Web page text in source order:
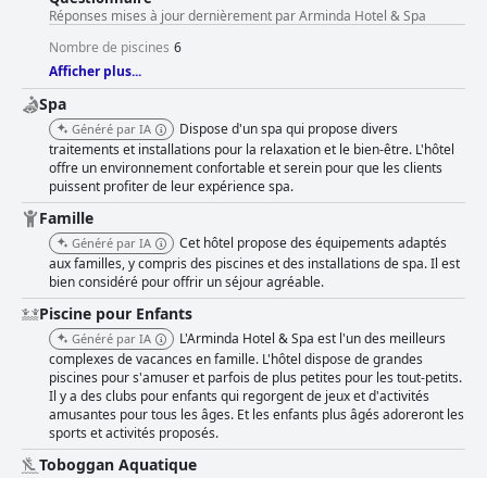
Réponses mises à jour dernièrement par Arminda Hotel & Spa
Nombre de piscines 6
Afficher plus...
Spa
Généré par IA
Dispose d'un spa qui propose divers
traitements et installations pour la relaxation et le bien-être. L'hôtel
offre un environnement confortable et serein pour que les clients
puissent profiter de leur expérience spa.
Famille
Généré par IA
Cet hôtel propose des équipements adaptés
aux familles, y compris des piscines et des installations de spa. Il est
bien considéré pour offrir un séjour agréable.
Piscine pour Enfants
Généré par IA
L'Arminda Hotel & Spa est l'un des meilleurs
complexes de vacances en famille. L'hôtel dispose de grandes
piscines pour s'amuser et parfois de plus petites pour les tout-petits.
Il y a des clubs pour enfants qui regorgent de jeux et d'activités
amusantes pour tous les âges. Et les enfants plus âgés adoreront les
sports et activités proposés.
Toboggan Aquatique